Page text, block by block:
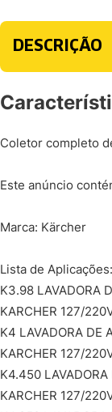
DESCRIÇÃO
Coletor completo
Este anúncio
Marca: Kärcher
Lista de Aplicações:
K3.98 LAVADORA
KARCHER 127/
K4 LAVADORA DE
KARCHER 127/
K4.450 LAVADORA
KARCHER 127/